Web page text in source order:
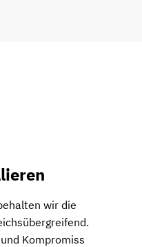
wir die
Kompromiss